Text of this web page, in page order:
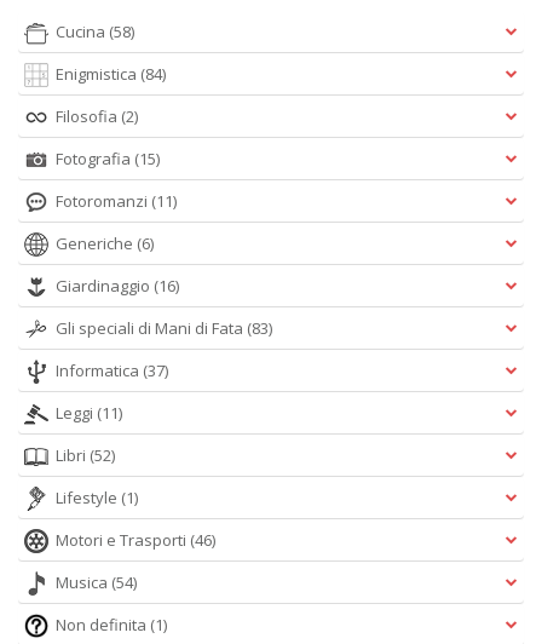
Cucina (58)
Enigmistica (84)
Filosofia (2)
Fotografia (15)
Fotoromanzi (11)
Generiche (6)
Giardinaggio (16)
Gli speciali di Mani di Fata (83)
Informatica (37)
Leggi (11)
Libri (52)
Lifestyle (1)
Motori e Trasporti (46)
Musica (54)
Non definita (1)